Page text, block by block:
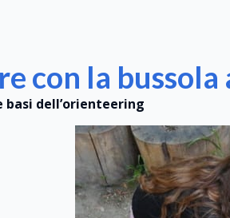
con la bussola
basi dell’orienteering